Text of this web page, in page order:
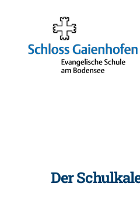
Werkzeugleiste öffnen
springen
Der